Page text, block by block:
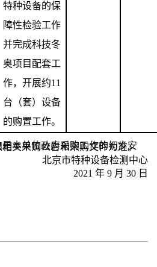
特种设备的保
障性检验工作
并完成科技冬
奥项目配套工
作，开展约11
台（套）设备
的购置工作。
安排，具体采购项目情况以相关采购公告和采购文件为准。
北京市特种设备检测中心
2021 年 9 月 30 日